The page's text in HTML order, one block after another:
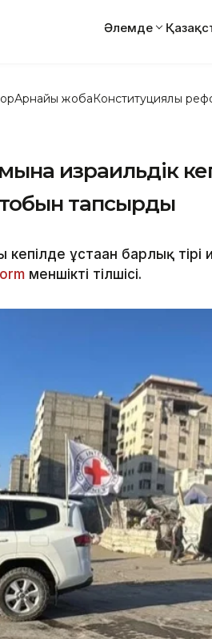
Әлемде
Арнайы жобаКонституциялық
израильдік
тапсырды
ұстаған барлық тірі
меншікті тілшісі.